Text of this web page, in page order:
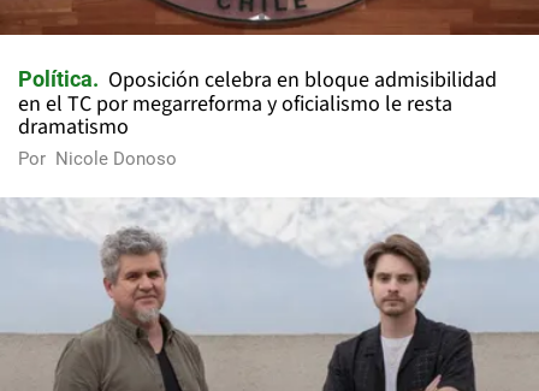
Política
Oposición celebra en bloque admisibilidad
en el TC por megarreforma y oficialismo le resta
dramatismo
Por Nicole Donoso